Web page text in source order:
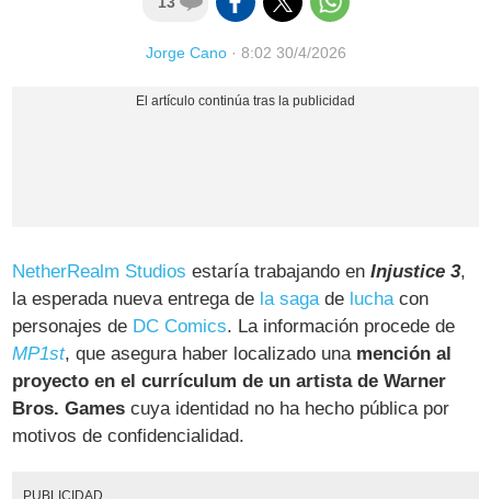
Jorge Cano· 8:02 30/4/2026
NetherRealm Studios estaría trabajando enInjustice 3,
la esperada nueva entrega de la sagade luchacon
personajes de DC Comics. La información procede de
MP1st, que asegura haber localizado una mención al
proyecto en el currículum de un artista de Warner
Bros. Games cuya identidad no ha hecho pública por
motivos de confidencialidad.
PUBLICIDAD